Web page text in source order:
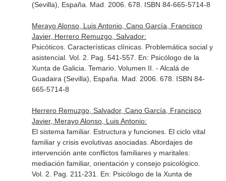
(Sevilla), España. Mad. 2006. 678. ISBN 84-665-5714-8
Merayo Alonso, Luis Antonio, Cano García, Francisco
Javier, Herrero Remuzgo, Salvador:
Psicóticos. Características clínicas. Problemática social y
asistencial. Vol. 2. Pag. 541-557. En: Psicólogo de la
Xunta de Galicia. Temario. Volumen II . - Alcalá de
Guadaira (Sevilla), España. Mad. 2006. 678. ISBN 84-
665-5714-8
Herrero Remuzgo, Salvador, Cano García, Francisco
Javier, Merayo Alonso, Luis Antonio:
El sistema familiar. Estructura y funciones. El ciclo vital
familiar y crisis evolutivas asociadas. Abordajes de
intervención ante conflictos familiares y maritales:
mediación familiar, orientación y consejo psicológico.
Vol. 2. Pag. 211-231. En: Psicólogo de la Xunta de